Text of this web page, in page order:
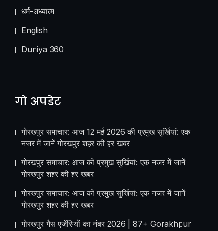
धर्म-अध्यात्म
English
Duniya 360
गो अपडेट
गोरखपुर समाचार: आज 12 मई 2026 की प्रमुख सुर्खियां: एक
नजर में जानें गोरखपुर शहर की हर खबर
गोरखपुर समाचार: आज की प्रमुख सुर्खियां: एक नजर में जानें
गोरखपुर शहर की हर खबर
गोरखपुर समाचार: आज की प्रमुख सुर्खियां: एक नजर में जानें
गोरखपुर शहर की हर खबर
गोरखपुर गैस एजेंसियों का नंबर 2026 | 87+ Gorakhpur